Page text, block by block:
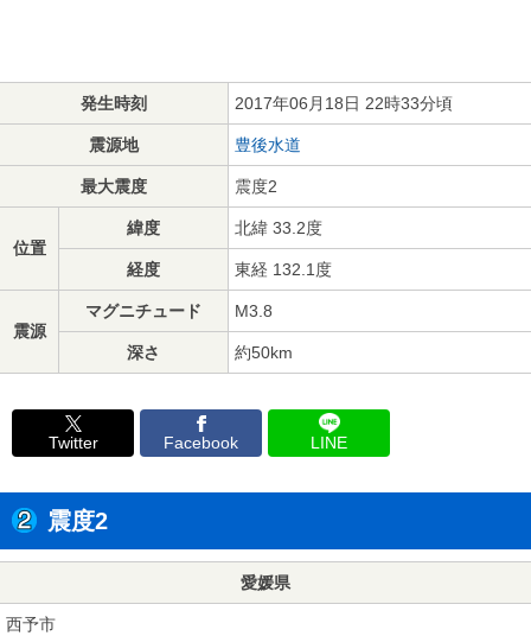
発生時刻 2017年06月18日 22時33分頃
震源地 豊後水道
最大震度 震度2
位置
緯度 北緯 33.2度
経度 東経 132.1度
震源
マグニチュード M3.8
深さ 約50km
Twitter Facebook LINE
震度2
愛媛県
西予市